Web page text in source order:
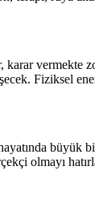
vermekte
Fiziksel
büyük
olmayı